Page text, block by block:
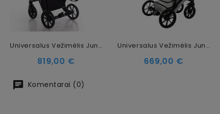
Universalus Vežimėlis Junama Smart 3in1, Grey
Kaina
819,00 €
Universalus Vežimėlis Junama Space Eco 2in1, Grey
Kaina
669,00 €
Komentarai (0)